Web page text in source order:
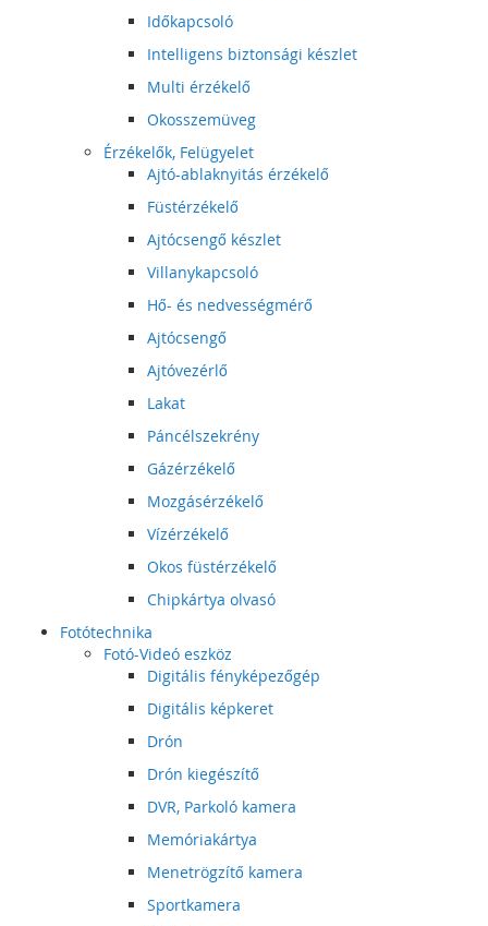
Időkapcsoló
Intelligens biztonsági készlet
Multi érzékelő
Okosszemüveg
Érzékelők, Felügyelet
Ajtó-ablaknyitás érzékelő
Füstérzékelő
Ajtócsengő készlet
Villanykapcsoló
Hő- és nedvességmérő
Ajtócsengő
Ajtóvezérlő
Lakat
Páncélszekrény
Gázérzékelő
Mozgásérzékelő
Vízérzékelő
Okos füstérzékelő
Chipkártya olvasó
Fotótechnika
Fotó-Videó eszköz
Digitális fényképezőgép
Digitális képkeret
Drón
Drón kiegészítő
DVR, Parkoló kamera
Memóriakártya
Menetrögzítő kamera
Sportkamera